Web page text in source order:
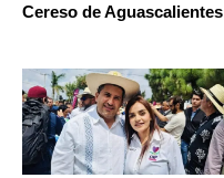
Cereso de Aguascalientes